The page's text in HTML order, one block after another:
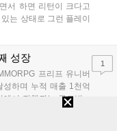
서 하면 리턴이 크다고
는 상태로 그런 플레이
가 계속 많이 났던 것
성장
프리프 유니버
하며 누적 매출 1천억
서 진행되는 글로벌 e
는 이용자가 동일한 조
4월 시작된 FWC 2026
1